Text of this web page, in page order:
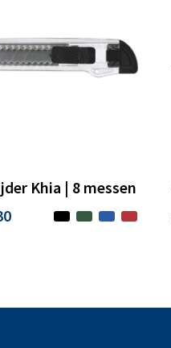
Khia | 8 messen